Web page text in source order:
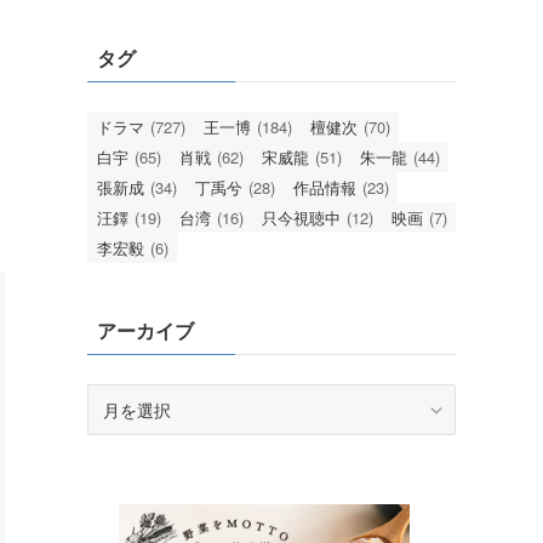
タグ
ドラマ (727) 王一博 (184) 檀健次 (70)
白宇 (65) 肖戦 (62) 宋威龍 (51) 朱一龍 (44)
張新成 (34) 丁禹兮 (28) 作品情報 (23)
汪鐸 (19) 台湾 (16) 只今視聴中 (12) 映画 (7)
李宏毅 (6)
アーカイブ